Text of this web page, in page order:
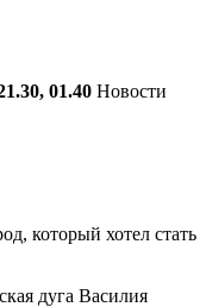
01.40 Новости
который хотел стать
дуга Василия